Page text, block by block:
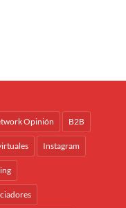
Opinión B2B
Instagram